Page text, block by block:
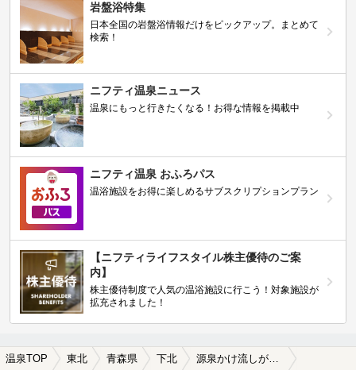
岩盤浴特集
日本全国の岩盤浴情報だけをピックアップ。まとめて
検索！
ニフティ温泉ニュース
温泉にもっと行きたくなる！お得な情報を掲載中
ニフティ温泉 おふろパス
温浴施設をお得に楽しめるサブスクリプションプラン
【ニフティライフスタイル株主優待のご案
内】
株主優待制度で人気の温浴施設に行こう！対象施設が
拡充されました！
温泉TOP 東北 青森県 下北 源泉かけ流しが楽しめる下北の温泉、日帰り温泉、スーパー銭湯おすすめ